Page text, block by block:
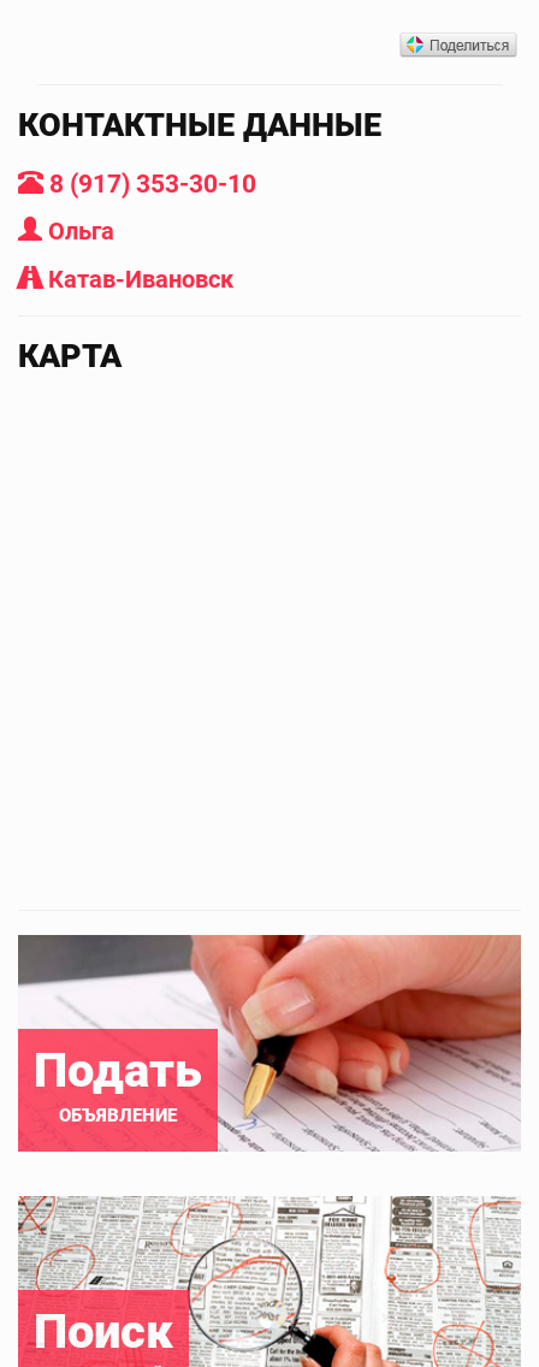
КОНТАКТНЫЕ ДАННЫЕ
8 (917) 353-30-10
Ольга
Катав-Ивановск
КАРТА
Подать
ОБЪЯВЛЕНИЕ
Поиск